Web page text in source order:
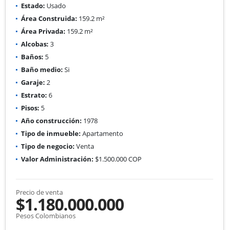
Estado: Usado
Área Construida: 159.2 m²
Área Privada: 159.2 m²
Alcobas: 3
Baños: 5
Baño medio: Si
Garaje: 2
Estrato: 6
Pisos: 5
Año construcción: 1978
Tipo de inmueble: Apartamento
Tipo de negocio: Venta
Valor Administración: $1.500.000 COP
Precio de venta
$1.180.000.000
Pesos Colombianos